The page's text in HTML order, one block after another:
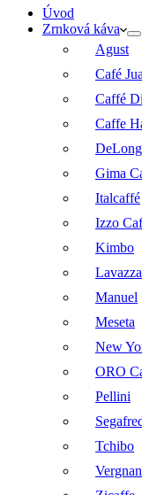
Úvod
Zrnková káva
Agust
Café
Caffé
Caffe
Gima
Italcaffé
Izzo
Kimbo
Lavazza
Manuel
Meseta
New
ORO
Pellini
Tchibo